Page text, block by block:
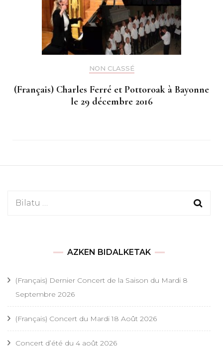
NON CLASSÉ
(Français) Charles Ferré et Pottoroak à Bayonne
le 29 décembre 2016
Bilatu:
AZKEN BIDALKETAK
(Français) Dernier Concert de la Saison du Mardi 8
Septembre 2026
(Français) Concert du Mardi 18 Août 2026
Concert d’été du 4 août 2026